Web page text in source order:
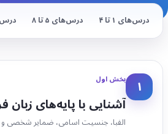
درس‌های ۱ تا ۴ درس‌های ۵ تا ۸
۱ بخش اول
آشنایی با پایه‌های زبان
الفبا، جنسیت اسامی، ضمایر شخصی و